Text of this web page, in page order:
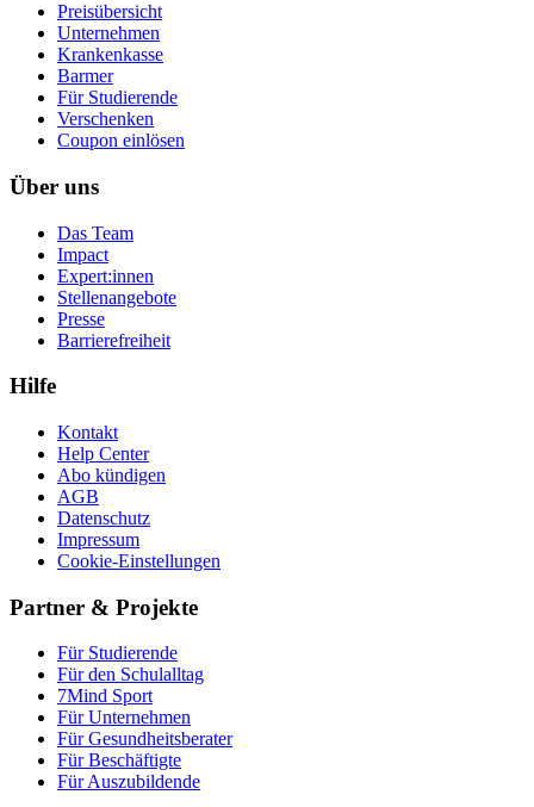
Preisübersicht
Unternehmen
Krankenkasse
Barmer
Für Studierende
Ver­schen­ken
Coupon einlösen
Über uns
Das Team
Impact
Expert:innen
Stellenangebote
Presse
Barrierefreiheit
Hilfe
Kontakt
Help Center
Abo kündigen
AGB
Datenschutz
Impressum
Cookie-Einstellungen
Partner & Projekte
Für Stu­die­rende
Für den Schulalltag
7Mind Sport
Für Unter­neh­men
Für Gesund­heits­be­ra­ter
Für Beschäftigte
Für Auszubildende